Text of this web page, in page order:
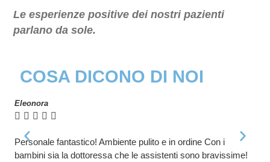
Le esperienze positive dei nostri pazienti
parlano da sole.
COSA DICONO DI NOI
Eleonora
    
Personale fantastico! Ambiente pulito e in ordine Con i
bambini sia la dottoressa che le assistenti sono bravissime!